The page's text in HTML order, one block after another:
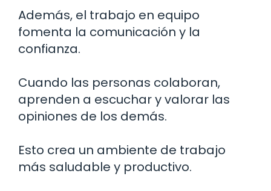
Además, el trabajo en equipo
fomenta la comunicación y la
confianza.
Cuando las personas colaboran,
aprenden a escuchar y valorar las
opiniones de los demás.
Esto crea un ambiente de trabajo
más saludable y productivo.